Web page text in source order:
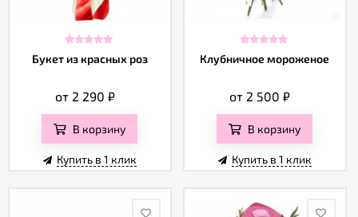
конфиденциальности
Отзывы
Букет из красных роз
от 2 290 ₽
В корзину
Купить в 1 клик
Клубничное мороженое
от 2 500₽
В корзину
Купить в 1 клик